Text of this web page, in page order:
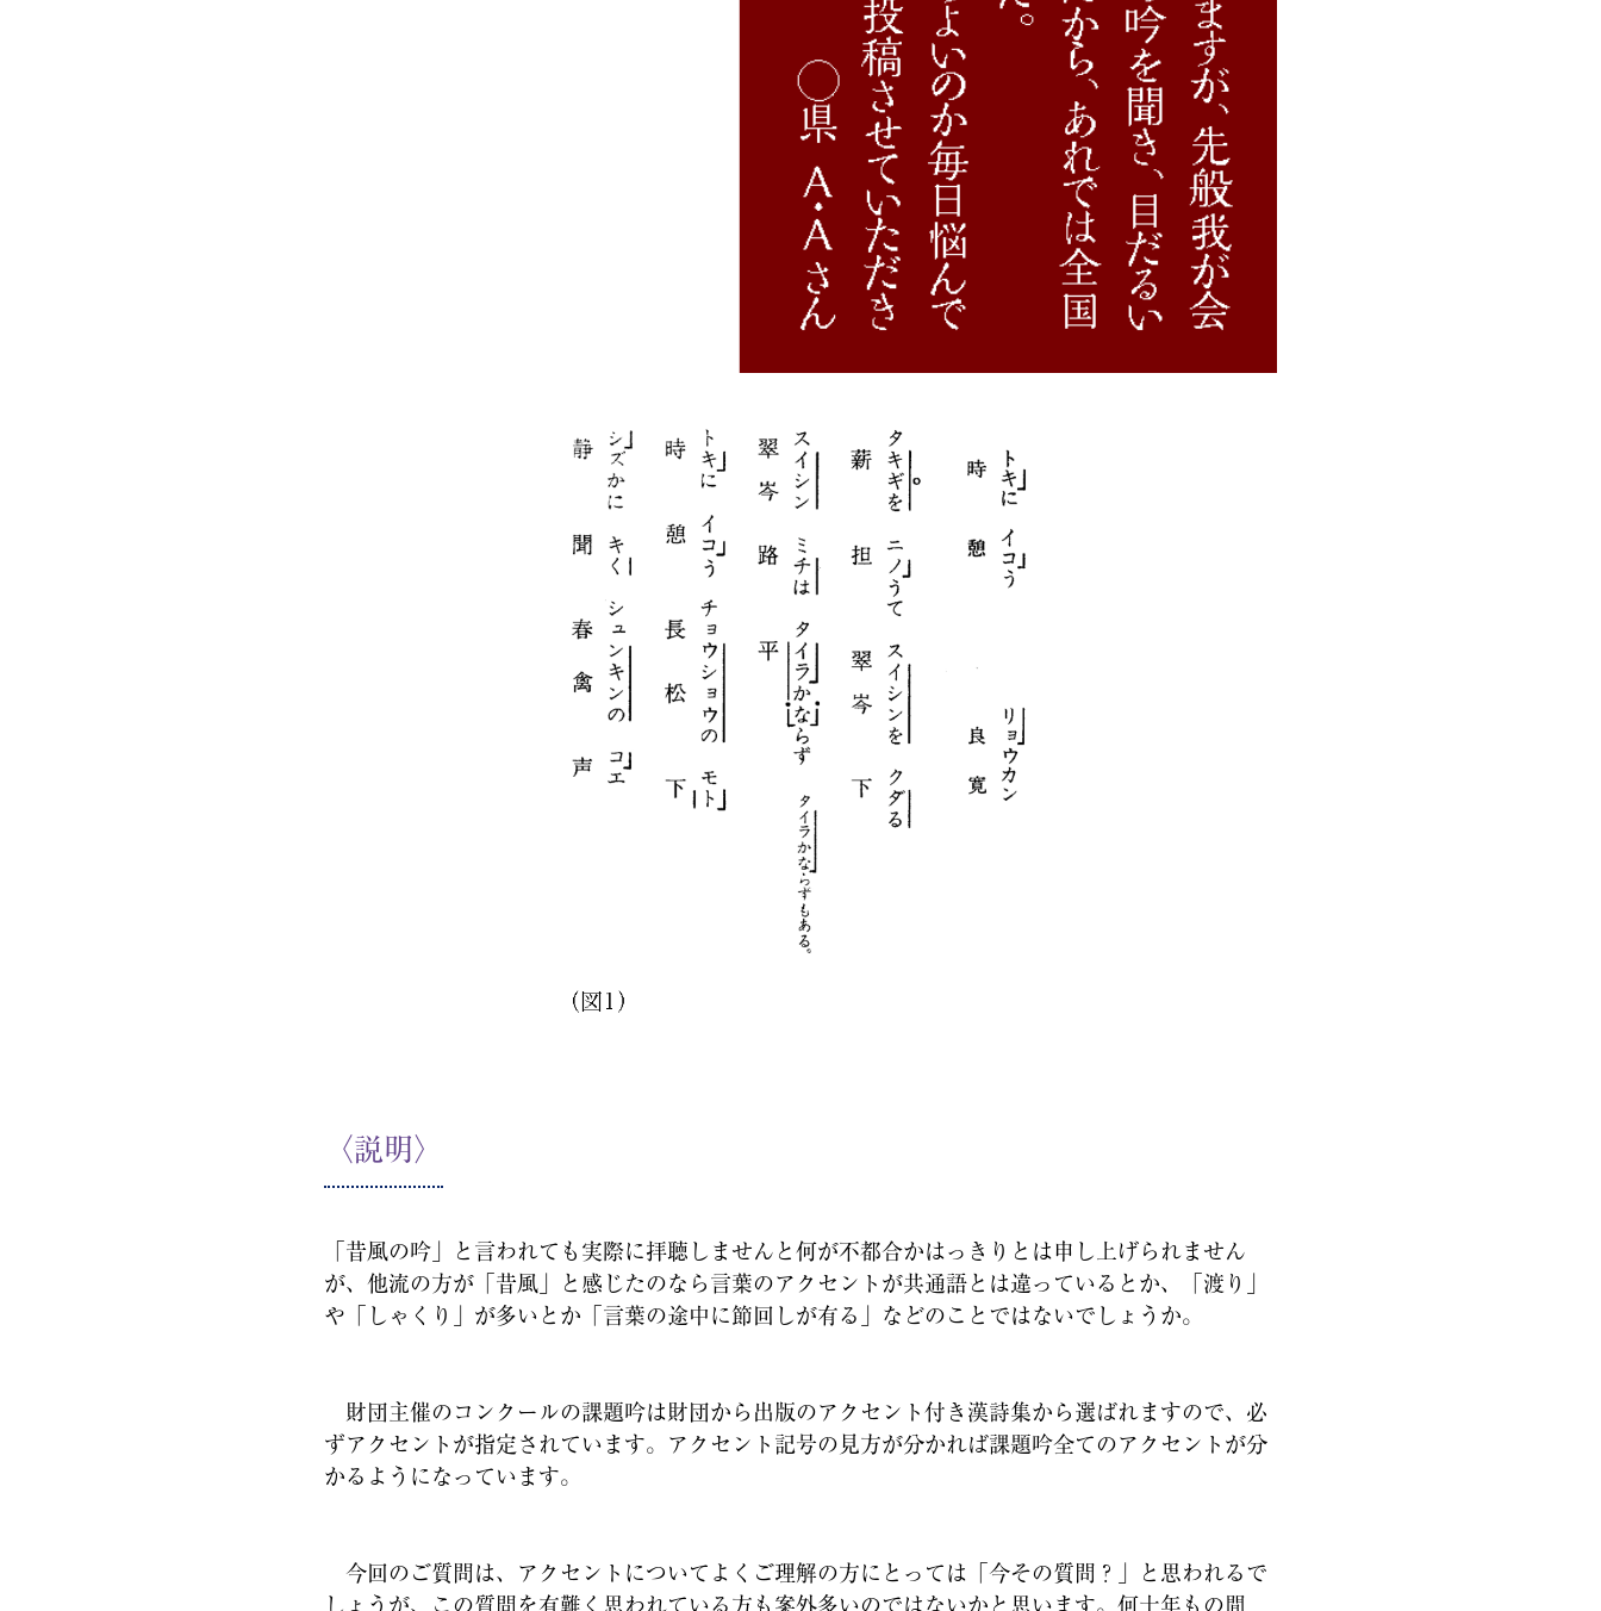
〈説明〉
「昔風の吟」と言われても実際に拝聴しませんと何が不都合かはっきりとは申し上げられません
が、他流の方が「昔風」と感じたのなら言葉のアクセントが共通語とは違っているとか、「渡り」
や「しゃくり」が多いとか「言葉の途中に節回しが有る」などのことではないでしょうか。
財団主催のコンクールの課題吟は財団から出版のアクセント付き漢詩集から選ばれますので、必
ずアクセントが指定されています。アクセント記号の見方が分かれば課題吟全てのアクセントが分
かるようになっています。
今回のご質問は、アクセントについてよくご理解の方にとっては「今その質問？」と思われるで
しょうが、この質問を有難く思われている方も案外多いのではないかと思います。何十年もの間